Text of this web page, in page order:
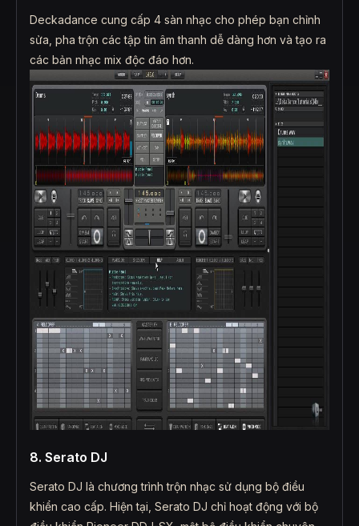
Deckadance cung cấp 4 sàn nhạc cho phép bạn chỉnh
sửa, pha trộn các tập tin âm thanh dễ dàng hơn và tạo ra
các bản nhạc mix độc đáo hơn.
8. Serato DJ
Serato DJ là chương trình trộn nhạc sử dụng bộ điều
khiển cao cấp. Hiện tại, Serato DJ chỉ hoạt động với bộ